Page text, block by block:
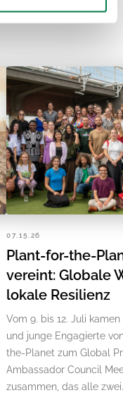
07.15.26
Plant-for-the-
vereint: Globale
lokale Resilienz
Vom 9. bis 12. Juli
und junge Engagierte
the-Planet zum Global
Ambassador Council
zusammen, das alle